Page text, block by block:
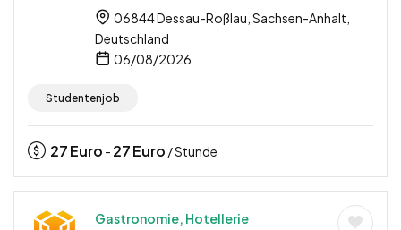
06844 Dessau-Roßlau, Sachsen-Anhalt,
Deutschland
06/08/2026
Studentenjob
27Euro - 27Euro / Stunde
Gastronomie, Hotellerie